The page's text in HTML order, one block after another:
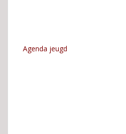
Agenda jeugd